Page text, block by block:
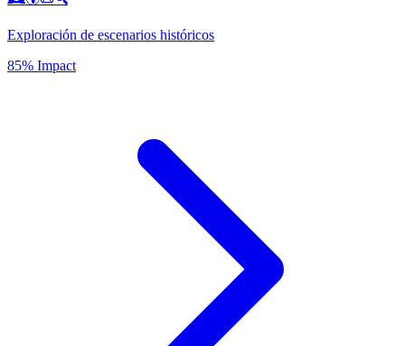
Exploración de escenarios históricos
85% Impact